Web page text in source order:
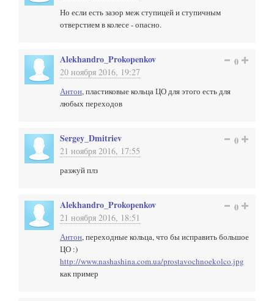
Но если есть зазор меж ступицей и ступичным
отверстием в колесе - опасно.
Alekhandro_Prokopenkov
20 ноября 2016, 19:27
0
Антон, пластиковые кольца ЦО для этого есть для
любых переходов
Sergey_Dmitriev
21 ноября 2016, 17:55
0
разжуй плз
Alekhandro_Prokopenkov
21 ноября 2016, 18:51
0
Антон, переходные кольца, что бы исправить большое
ЦО :)
http://www.nashashina.com.ua/prostavochnoekolco.jpg
как пример